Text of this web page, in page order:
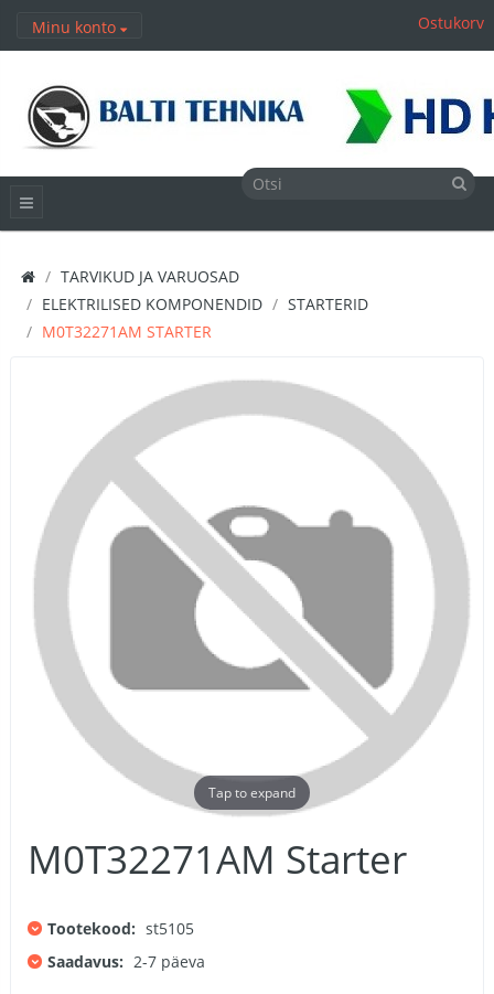
Minu konto Ostukorv
TARVIKUD JA VARUOSAD
ELEKTRILISED KOMPONENDID
STARTERID
M0T32271AM STARTER
Tap to expand
M0T32271AM Starter
Tootekood: st5105
Saadavus: 2-7 päeva